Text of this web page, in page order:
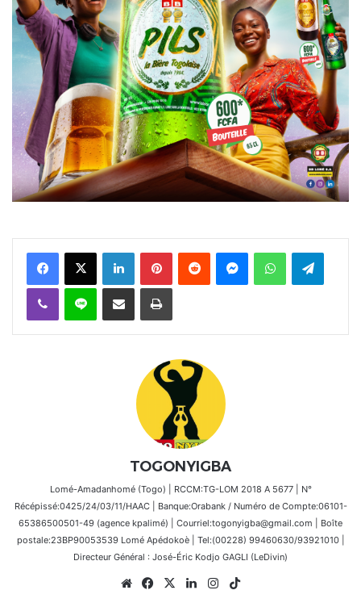
FacebookX Linkedin PinterestReddit MessengerWhatsAppTelegram
Viber Ligne Partager par email Imprimer
TOGONYIGBA
Lomé-Amadanhomé (Togo) | RCCM:TG-LOM 2018 A 5677 | N°
Récépissé:0425/24/03/11/HAAC | Banque:Orabank / Numéro de Compte:06101-
65386500501-49 (agence kpalimé) | Courriel:togonyigba@gmail.com | Boîte
postale:23BP90053539 Lomé Apédokoè | Tel:(00228) 99460630/93921010 |
Directeur Général : José-Éric Kodjo GAGLI (LeDivin)
WebsiteFacebook
X LinkedinInstagram